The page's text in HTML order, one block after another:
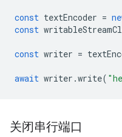
const textEncoder =
const
const writer =
await writer .write(
关闭串行端口